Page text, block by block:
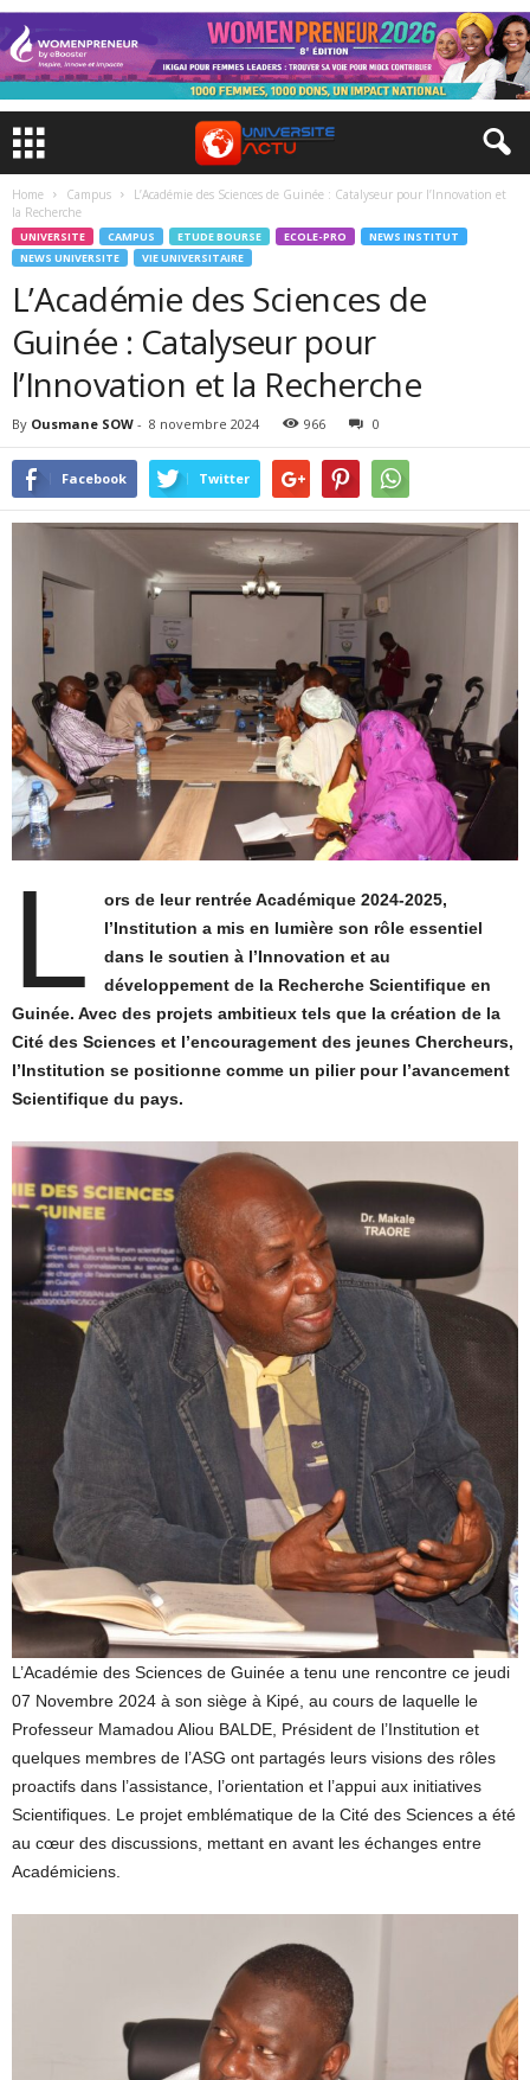
Home Campus
L’Académie des Sciences de Guinée : Catalyseur pour l’Innovation et
la Recherche
UNIVERSITE CAMPUS ETUDE BOURSE ECOLE-PRO
NEWS INSTITUT
NEWS UNIVERSITE
VIE UNIVERSITAIRE
L’Académie des Sciences de
Guinée : Catalyseur pour
l’Innovation et la Recherche
By Ousmane SOW - 8 novembre 2024 966 0
Facebook Twitter
L
ors de leur rentrée Académique 2024-2025,
l’Institution a mis en lumière son rôle essentiel
dans le soutien à l’Innovation et au
développement de la Recherche Scientifique en
Guinée. Avec des projets ambitieux tels que la création de la
Cité des Sciences et l’encouragement des jeunes Chercheurs,
l’Institution se positionne comme un pilier pour l’avancement
Scientifique du pays.
L’Académie des Sciences de Guinée a tenu une rencontre ce jeudi
07 Novembre 2024 à son siège à Kipé, au cours de laquelle le
Professeur Mamadou Aliou BALDE, Président de l’Institution et
quelques membres de l’ASG ont partagés leurs visions des rôles
proactifs dans l’assistance, l’orientation et l’appui aux initiatives
Scientifiques. Le projet emblématique de la Cité des Sciences a été
au cœur des discussions, mettant en avant les échanges entre
Académiciens.